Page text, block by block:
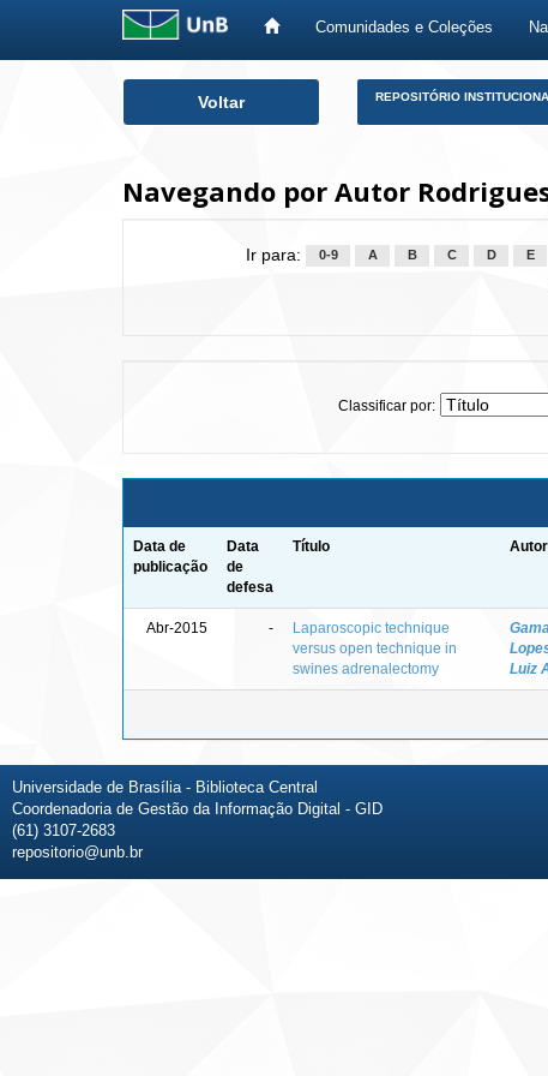
Comunidades e Coleções
Voltar REPOSITÓRIO
Navegando por Autor
Ir para: 0-9 A B C D E
Classificar por:
Data de
publicação
Data
de
defesa
Título
Abr-2015 -
Laparoscopic technique
versus open technique in
swines adrenalectomy
Luiz
Universidade de Brasília - Biblioteca Central
Coordenadoria de Gestão da Informação Digital - GID
(61) 3107-2683
repositorio@unb.br